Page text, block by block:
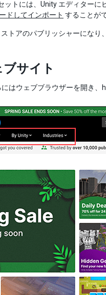
ットには、Unity エディターに
ドしてインポート することが
トアのパブリッシャーにな
サイト
はウェブブラウザーを開き